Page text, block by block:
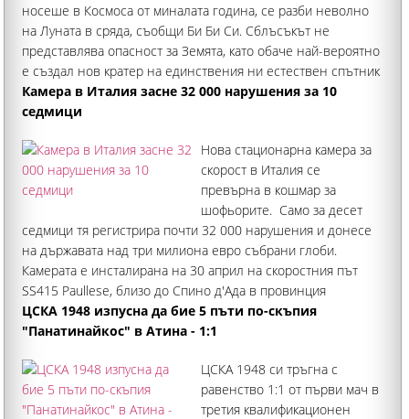
носеше в Космоса от миналата година, се разби неволно
на Луната в сряда, съобщи Би Би Си. Сблъсъкът не
представлява опасност за Земята, като обаче най-вероятно
е създал нов кратер на единствения ни естествен спътник
Камера в Италия засне 32 000 нарушения за 10
седмици
Нова стационарна камера за
скорост в Италия се
превърна в кошмар за
шофьорите. Само за десет
седмици тя регистрира почти 32 000 нарушения и донесе
на държавата над три милиона евро събрани глоби.
Камерата е инсталирана на 30 април на скоростния път
SS415 Paullese, близо до Спино д'Ада в провинция
Кремона
ЦСКА 1948 изпусна да бие 5 пъти по-скъпия
"Панатинайкос" в Атина - 1:1
ЦСКА 1948 си тръгна с
равенство 1:1 от първи мач в
третия квалификационен